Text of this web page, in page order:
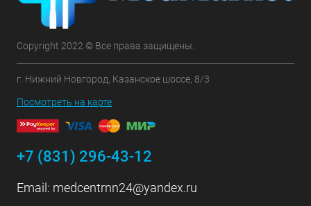
Copyright 2022 © Все права защищены.
г. Нижний Новгород, Казанское шоссе, 8/3
Посмотреть на карте
+7 (831) 296-43-12
Email: medcentrnn24@yandex.ru